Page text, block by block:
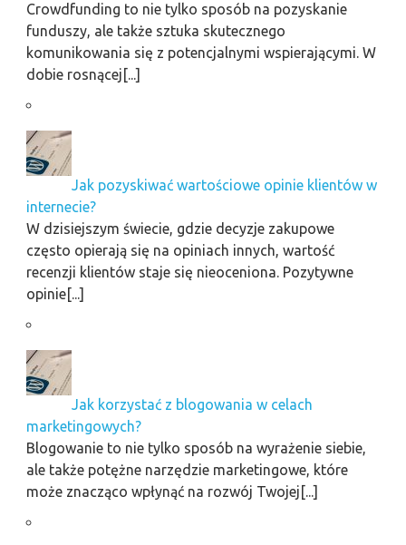
Crowdfunding to nie tylko sposób na pozyskanie
funduszy, ale także sztuka skutecznego
komunikowania się z potencjalnymi wspierającymi. W
dobie rosnącej[...]
Jak pozyskiwać wartościowe opinie klientów w
internecie?
W dzisiejszym świecie, gdzie decyzje zakupowe
często opierają się na opiniach innych, wartość
recenzji klientów staje się nieoceniona. Pozytywne
opinie[...]
Jak korzystać z blogowania w celach
marketingowych?
Blogowanie to nie tylko sposób na wyrażenie siebie,
ale także potężne narzędzie marketingowe, które
może znacząco wpłynąć na rozwój Twojej[...]